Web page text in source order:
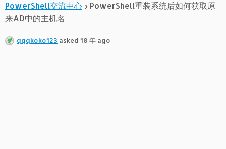
PowerShell交流中心 › PowerShell重装系统后如何获取原
来AD中的主机名
qqqkoko123 asked 10 年 ago